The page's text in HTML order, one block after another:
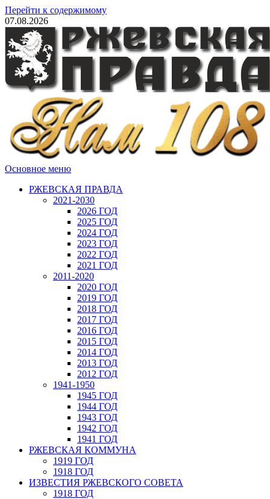
Перейти к содержимому
07.08.2026
Основное меню
РЖЕВСКАЯ ПРАВДА
2021-2030
2026 ГОД
2025 ГОД
2024 ГОД
2023 ГОД
2022 ГОД
2021 ГОД
2011-2020
2020 ГОД
2019 ГОД
2018 ГОД
2017 ГОД
2016 ГОД
2015 ГОД
2014 ГОД
2013 ГОД
2012 ГОД
1941-1950
1945 ГОД
1944 ГОД
1943 ГОД
1942 ГОД
1941 ГОД
РЖЕВСКАЯ КОММУНА
1919 ГОД
1918 ГОД
ИЗВЕСТИЯ РЖЕВСКОГО СОВЕТА
1918 ГОД